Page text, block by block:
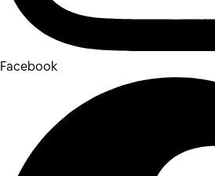
Facebook